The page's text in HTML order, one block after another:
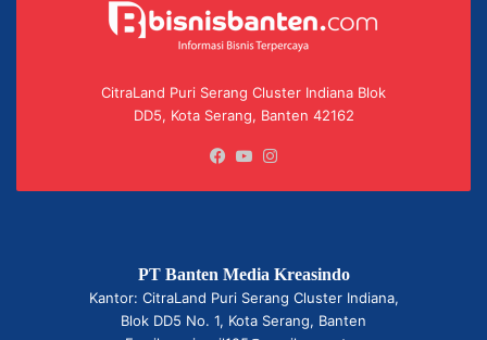
CitraLand Puri Serang Cluster Indiana Blok
DD5, Kota Serang, Banten 42162
Facebook
YouTube
PT Banten Media Kreasindo
Kantor: CitraLand Puri Serang Cluster Indiana,
Blok DD5 No. 1, Kota Serang, Banten